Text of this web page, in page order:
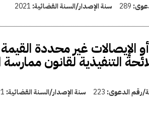
289 سنة الإصدار/السنة القضائية: 2021
غير محددة
التنفيذية لقانون
رقم الدعوى: 223 سنة الإصدار/السنة القضائية: